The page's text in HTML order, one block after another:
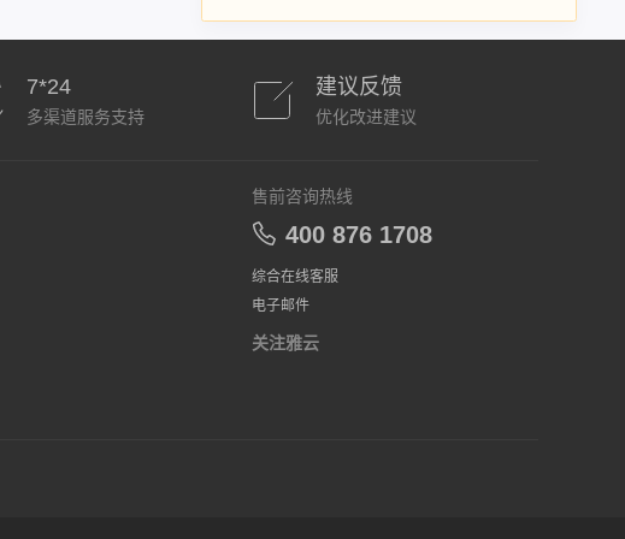
7*24
多渠道服务支持
建议反馈
优化改进建议
售前咨询热线
400 876 1708
综合在线客服
电子邮件
关注雅云